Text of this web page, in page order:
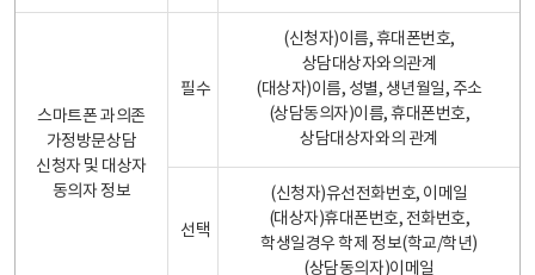
스마트폰 과의존
가정방문상담
신청자 및 대상자
동의자 정보
필수
(신청자)이름, 휴대폰번호,
상담대상자와의관계
(대상자)이름, 성별, 생년월일, 주소
(상담동의자)이름, 휴대폰번호,
상담대상자와의 관계
선택
(신청자)유선전화번호, 이메일
(대상자)휴대폰번호, 전화번호,
학생일경우 학제 정보(학교/학년)
(상담동의자)이메일